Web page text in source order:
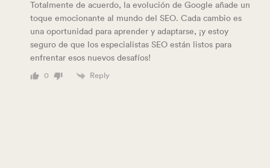
Totalmente de acuerdo, la evolución de Google añade un
toque emocionante al mundo del SEO. Cada cambio es
una oportunidad para aprender y adaptarse, ¡y estoy
seguro de que los especialistas SEO están listos para
enfrentar esos nuevos desafíos!
0 Reply